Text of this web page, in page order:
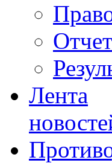
Лента